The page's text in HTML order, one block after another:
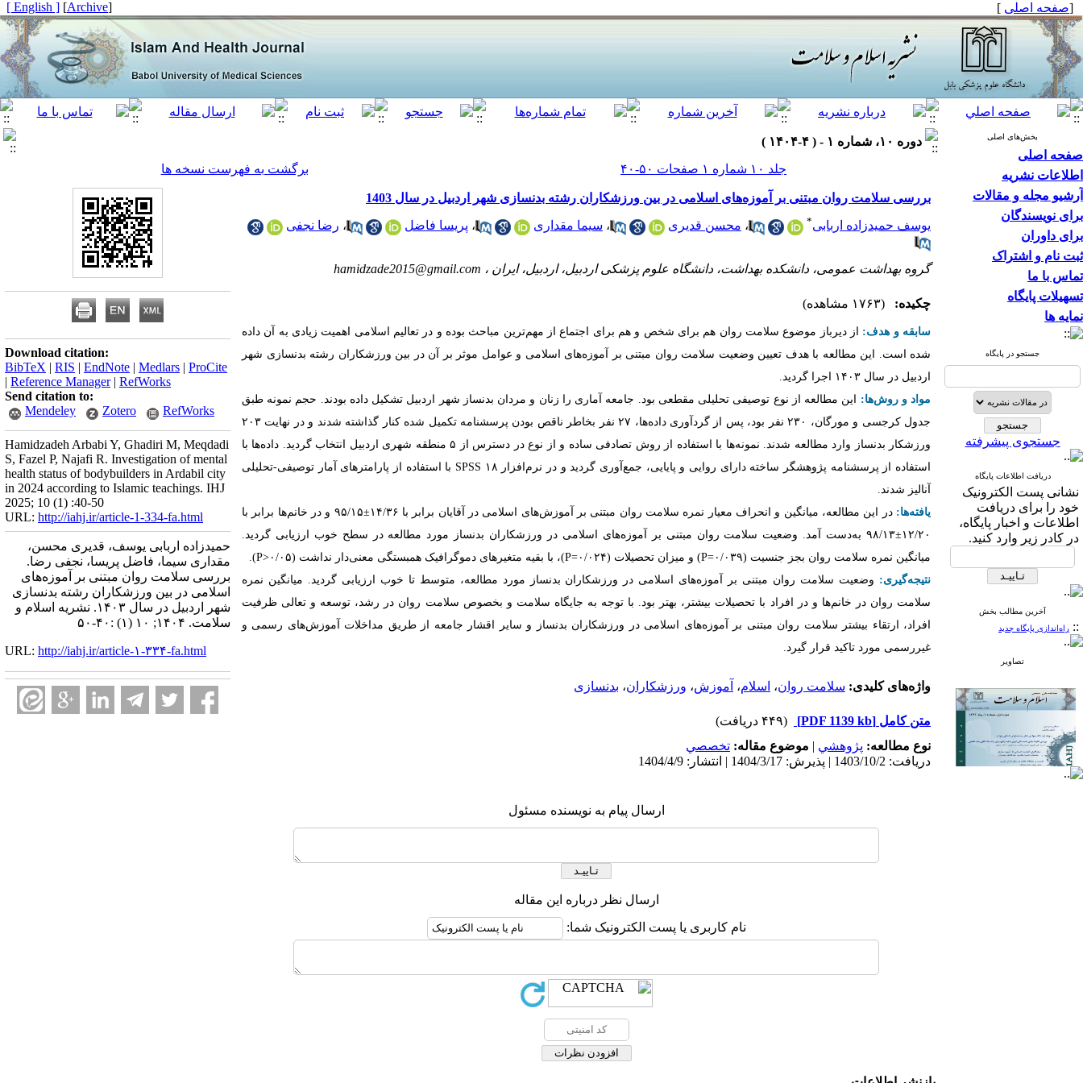
[صفحه اصلی ]
[
Archive
]
[ English ]
بخش‌های اصلی
صفحه اصلی
اطلاعات نشریه
آرشیو مجله و مقالات
برای نویسندگان
برای داوران
ثبت نام و اشتراک
تماس با ما
تسهیلات پایگاه
نمایه ها
جستجو در پایگاه
جستجوی پیشرفته
دریافت اطلاعات پایگاه
نشانی پست الکترونیک
خود را برای دریافت
اطلاعات و اخبار پایگاه،
در کادر زیر وارد کنید.
آخرین مطالب بخش
:: راه‌اندازی پایگاه جدید
تصاویر
دوره ۱۰، شماره ۱ - ( ۴-۱۴۰۴ )
جلد ۱۰ شماره ۱ صفحات ۵۰-۴۰
برگشت به فهرست نسخه ها
بررسی سلامت روان مبتنی بر آموزه‌های اسلامی در بین ورزشکاران رشته بدنسازی شهر اردبیل در سال 1403
یوسف حمیدزاده اربابی* ، محسن قدیری ، سیما مقداری ، پریسا فاضل ، رضا نجفی
گروه بهداشت عمومی، دانشکده بهداشت، دانشگاه علوم پزشکی اردبیل، اردبیل، ایران ، hamidzade2015@gmail.com
چکیده: (۱۷۶۳ مشاهده)
سابقه و هدف:
از دیرباز موضوع سلامت روان هم برای شخص و هم برای اجتماع از مهم‌­ترین مباحث بوده و در تعالیم اسلامی اهمیت زیادی به آن داده
شده است. این مطالعه با هدف تعیین وضعیت سلامت روان مبتنی بر آموزه­‌های اسلامی و عوامل موثر بر آن در بین ورزشکاران رشته بدنسازی شهر
اردبیل در سال ۱۴۰۳ اجرا گردید.
مواد و روش‌ها:
این مطالعه از نوع توصیفی تحلیلی مقطعی بود. جامعه آماری را زنان و مردان بدنساز شهر اردبیل تشکیل داده بودند. حجم نمونه طبق
جدول کرجسی و مورگان، ۲۳۰ نفر بود، پس از گردآوری داده‌­ها، ۲۷ نفر بخاطر ناقص بودن پرسشنامه تکمیل شده کنار گذاشته شدند و در نهایت ۲۰۳
ورزشکار بدنساز وارد مطالعه شدند. نمونه­‌ها با استفاده از روش تصادفی ساده و از نوع در دسترس از ۵ منطقه شهری اردبیل انتخاب گردید. داده‌­ها با
استفاده از پرسشنامه پژوهشگر ساخته دارای روایی و پایایی، جمع‌­آوری گردید و در نرم‌­افزار SPSS ۱۸ با استفاده از پارامترهای آمار توصیفی-تحلیلی
آنالیز شدند.
یافته‌ها: در این مطالعه، میانگین و انحراف معیار نمره سلامت روان مبتنی بر آموزش‌­های اسلامی در آقایان برابر با ۱۴/۳۶ ±
۹۵/۱۵ و در خانم­‌ها برابر با
۱۲/۲۰ ±
۹۸/۱۳ به‌­دست آمد. وضعیت سلامت روان مبتنی بر آموزه‌­های اسلامی در ورزشکاران بدنساز مورد مطالعه در سطح خوب ارزیابی گردید.
میانگین نمره سلامت روان بجز جنسیت (۰/۰۳۹=
P) و میزان تحصیلات (۰/۰۲۴= P)، با بقیه متغیرهای دموگرافیک همبستگی معنی‌­دار نداشت (۰/۰۵ P>
).
نتیجه‌گیری: وضعیت سلامت روان مبتنی بر آموزه­‌های اسلامی در ورزشکاران بدنساز مورد مطالعه، متوسط تا خوب ارزیابی گردید. میانگین نمره
سلامت روان در خانم­‌ها و در افراد با تحصیلات بیشتر، بهتر بود. با توجه به جایگاه سلامت و بخصوص سلامت روان در رشد، توسعه و تعالی ظرفیت
افراد، ارتقاء بیشتر سلامت روان مبتنی بر آموزه‌­های اسلامی در ورزشکاران بدنساز و سایر اقشار جامعه از طریق مداخلات آموزش‌­های رسمی و
غیررسمی مورد تاکید قرار گیرد.
واژه‌های کلیدی: سلامت روان، اسلام، آموزش، ورزشکاران، بدنسازی
متن کامل [PDF 1139 kb]
(۴۴۹ دریافت)
نوع مطالعه: پژوهشي | موضوع مقاله: تخصصي
دریافت: 1403/10/2 | پذیرش: 1404/3/17 | انتشار: 1404/4/9
ارسال پیام به نویسنده مسئول
ارسال نظر درباره این مقاله
نام کاربری یا پست الکترونیک شما:
Download citation:
BibTeX | RIS | EndNote | Medlars | ProCite
| Reference Manager| RefWorks
Send citation to:
Mendeley
Zotero RefWorks
Hamidzadeh Arbabi Y, Ghadiri M, Meqdadi
S, Fazel P, Najafi R. Investigation of mental
health status of bodybuilders in Ardabil city
in 2024 according to Islamic teachings. IHJ
2025; 10 (1) :40-50
URL: http://iahj.ir/article-1-334-fa.html
حمیدزاده اربابی یوسف، قدیری محسن،
مقداری سیما، فاضل پریسا، نجفی رضا.
بررسی سلامت روان مبتنی بر آموزه‌های
اسلامی در بین ورزشکاران رشته بدنسازی
شهر اردبیل در سال ۱۴۰۳. نشریه اسلام و
سلامت. ۱۴۰۴; ۱۰ (۱) :۴۰-۵۰
URL: http://iahj.ir/article-۱-۳۳۴-fa.html